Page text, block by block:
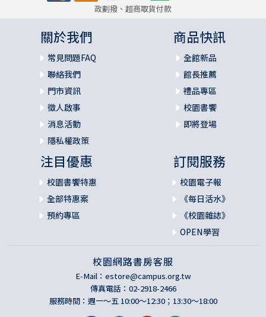
政劃撥、超商取貨付款
關於我們
常見問題FAQ
聯絡我們
門市資訊
徵人啟事
消息活動
隱私權政策
商品快訊
全館新品
館長推薦
禮品專區
校園書饗
即將登場
注目優惠
校園書饗特惠
全部特惠案
預約專區
訂閱服務
校園電子報
《每日活水》
《校園雜誌》
OPEN學習
校園網路書房客服
E-Mail： estore@campus.org.tw
傳真電話：02-2918-2466
服務時間：週一～五 10:00～12:30；13:30～18:00